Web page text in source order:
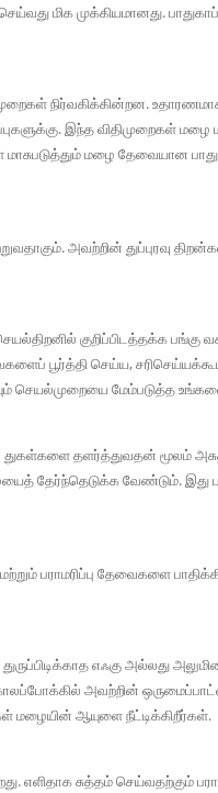
மிக முக்கியமானது.
நிர்வகிக்கின்றன.
இந்த விதிமுறைகள்
மழை தேவையான
அவற்றின் துப்புரவு
குறிப்பிடத்தக்க
பூர்த்தி செய்ய,
செயல்முறையை மேம்படுத்த
துகள்களை தளர்த்துவதன் மூலம்
வேண்டும். இது
பராமரிப்பு தேவைகளை
எஃகு அல்லது
அவற்றின்
மழையின் ஆயுளை நீட்டிக்கிறீர்கள்.
எளிதாக சுத்தம் செய்வதற்கும்